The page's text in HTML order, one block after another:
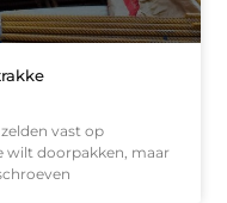
vast op
wilt doorpakken, maar